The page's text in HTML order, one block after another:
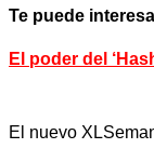
Te puede
El poder del
El nuevo